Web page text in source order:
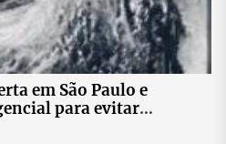
em São Paulo e
para evitar
de energia